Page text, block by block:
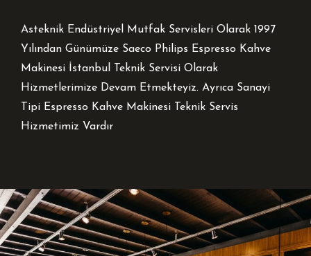
Asteknik Endüstriyel Mutfak Servisleri Olarak 1997
Yılından Günümüze Saeco Philips Espresso Kahve
Makinesi İstanbul Teknik Servisi Olarak
Hizmetlerimize Devam Etmekteyiz. Ayrıca Sanayi
Tipi Espresso Kahve Makinesi Teknik Servis
Hizmetimiz Vardır